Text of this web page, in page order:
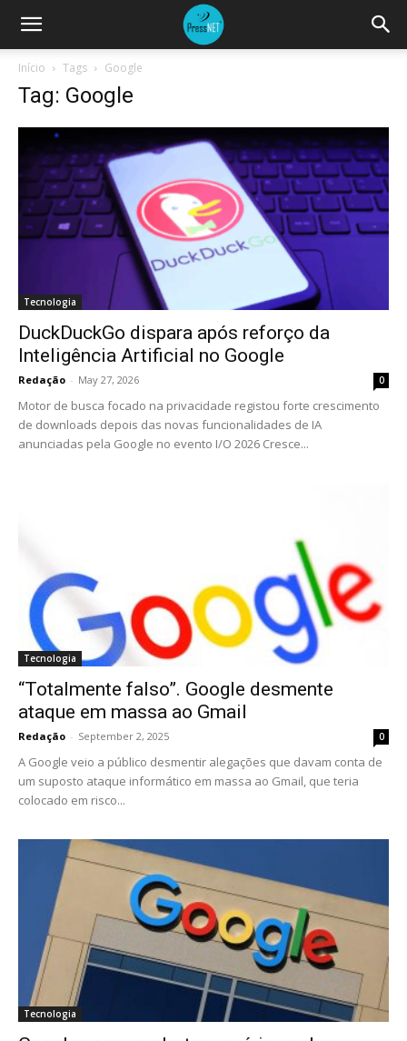
Início Tags Google
Tag: Google
Tecnologia
DuckDuckGo dispara após reforço da
Inteligência Artificial no Google
Redação - May 27, 2026 0
Motor de busca focado na privacidade registou forte crescimento
de downloads depois das novas funcionalidades de IA
anunciadas pela Google no evento I/O 2026 Cresce...
Tecnologia
“Totalmente falso”. Google desmente
ataque em massa ao Gmail
Redação - September 2, 2025 0
A Google veio a público desmentir alegações que davam conta de
um suposto ataque informático em massa ao Gmail, que teria
colocado em risco...
Tecnologia